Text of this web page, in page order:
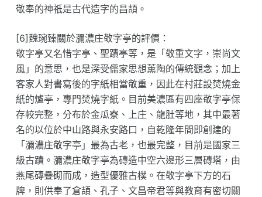
敬奉的神祇是古代造字的昌頡。
[6]魏琬臻關於瀰濃庄敬字亭的評價：
敬字亭又名惜字亭、聖蹟亭等，是「敬重文字，崇尚文
風」的意思，也是深受儒家思想薰陶的傳統觀念；加上
客家人對書寫後的字紙相當敬重，因此在村莊設焚燒金
紙的爐亭，專門焚燒字紙。目前美濃區有四座敬字亭保
存較完整，分布於金瓜寮、上庄、龍肚等地，其中最著
名的以位於中山路與永安路口，自乾隆年間即創建的
「瀰濃庄敬字亭」最為古老，也最完整，目前是國家三
級古蹟。瀰濃庄敬字亭為磚造中空六邊形三層磚塔，由
燕尾磚疊砌而成，造型優雅古樸。在敬字亭下方的石
牌，則供奉了倉頡、孔子、文昌帝君等與教育有密切關